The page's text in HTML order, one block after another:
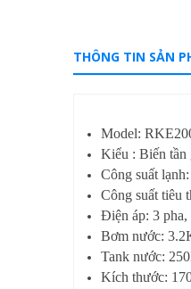
THÔNG TIN SẢN
Model:
Kiểu : Biến tần
Công suất
Công suất tiêu
Điện áp: 3
Bơm nước:
Tank nước:
Kích thước: